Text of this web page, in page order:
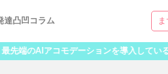
学校とは
達凸凹コラム
AIアコモデーションを導入している発達